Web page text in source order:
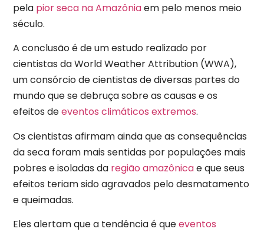
pela pior seca na Amazôniaem pelo menos meio
século.
A conclusão é de um estudo realizado por
cientistas da World Weather Attribution (WWA),
um consórcio de cientistas de diversas partes do
mundo que se debruça sobre as causas e os
efeitos deeventos climáticos extremos.
Os cientistas afirmam ainda que as consequências
da seca foram mais sentidas por populações mais
pobres e isoladas da região amazônicae que seus
efeitos teriam sido agravados pelo desmatamento
e queimadas.
Eles alertam que a tendência é queeventos